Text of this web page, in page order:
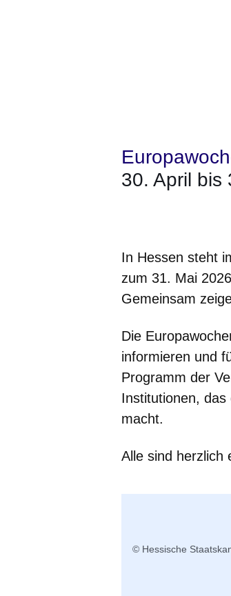
30. April bis
In Hessen steht
zum 31. Mai
Gemeinsam
Die
informieren und
Programm der
Institutionen,
macht.
Alle sind herzlich
© Hessische